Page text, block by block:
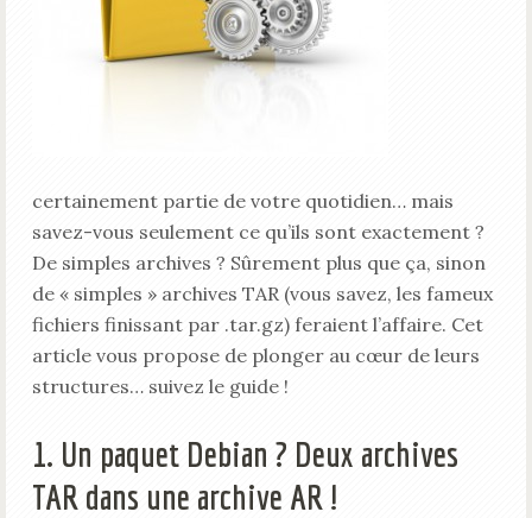
certainement partie de votre quotidien… mais
savez-vous seulement ce qu’ils sont exactement ?
De simples archives ? Sûrement plus que ça, sinon
de « simples » archives TAR (vous savez, les fameux
fichiers finissant par .tar.gz) feraient l’affaire. Cet
article vous propose de plonger au cœur de leurs
structures… suivez le guide !
1. Un paquet Debian ? Deux archives
TAR dans une archive AR !